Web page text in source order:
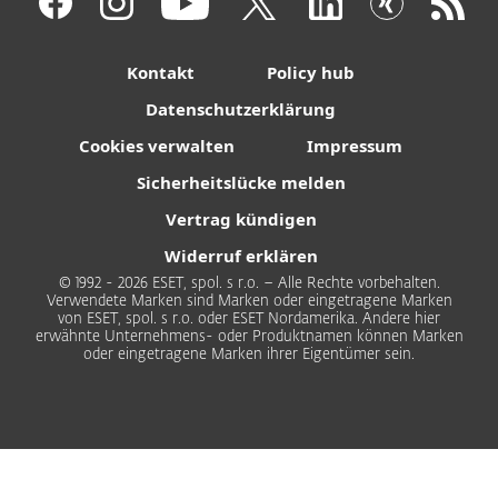
Kontakt
Policy hub
Datenschutzerklärung
Cookies verwalten
Impressum
Sicherheitslücke melden
Vertrag kündigen
Widerruf erklären
© 1992 - 2026 ESET, spol. s r.o. – Alle Rechte vorbehalten.
Verwendete Marken sind Marken oder eingetragene Marken
von ESET, spol. s r.o. oder ESET Nordamerika. Andere hier
erwähnte Unternehmens- oder Produktnamen können Marken
oder eingetragene Marken ihrer Eigentümer sein.